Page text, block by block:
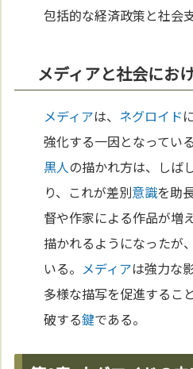
包括的な経済政策と社会
メディアと社会にお
メディアは、 ネグロイド
強化する一因となっている
黒人の描かれ方は、しば
り、これが差別意識を助
督や作家による作品が増
描かれるようになったが
いる。 メディアは強力な
多様な描写を促進するこ
破する鍵である。